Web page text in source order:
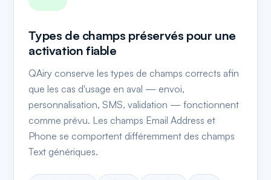
Types de champs préservés pour une
activation fiable
QAiry conserve les types de champs corrects afin
que les cas d'usage en aval — envoi,
personnalisation, SMS, validation — fonctionnent
comme prévu. Les champs Email Address et
Phone se comportent différemment des champs
Text génériques.